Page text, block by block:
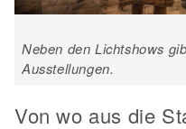
Neben den Lichtshows
Ausstellungen.
Von wo aus die